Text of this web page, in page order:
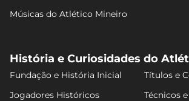
Músicas do Atlético Mineiro
História e Curiosidades do
Fundação e História Inicial
Títulos e
Jogadores Históricos
Técnicos